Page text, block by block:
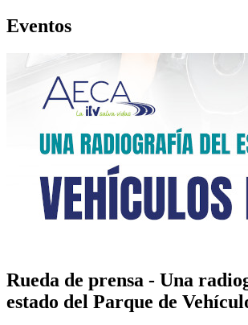
Eventos
Rueda de prensa - Una
estado del Parque de